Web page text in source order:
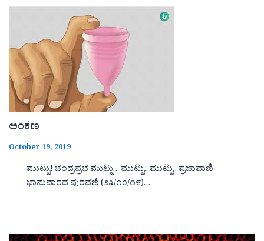
ಅಂಕಣ
October 19, 2019
ಮುಟ್ಟು! ಚಂದ್ರಪ್ರಭ ಮುಟ್ಟು .. ಮುಟ್ಟು.. ಮುಟ್ಟು.. ಪ್ರಜಾವಾಣಿ
ಭಾನುವಾರದ ಪುರವಣಿ (೨೩/೧೦/೧೯)…